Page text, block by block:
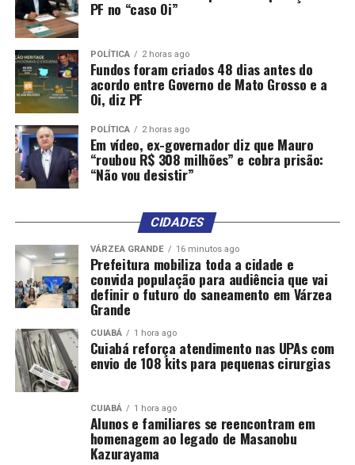
PF no “caso Oi”
POLÍTICA 2 horas ago
Fundos foram criados 48 dias antes do
acordo entre Governo de Mato Grosso e a
Oi, diz PF
POLÍTICA 2 horas ago
Em vídeo, ex-governador diz que Mauro
“roubou R$ 308 milhões” e cobra prisão:
“Não vou desistir”
CIDADES
VÁRZEA GRANDE 16 minutos ago
Prefeitura mobiliza toda a cidade e
convida população para audiência que vai
definir o futuro do saneamento em Várzea
Grande
CUIABÁ 1 hora ago
Cuiabá reforça atendimento nas UPAs com
envio de 108 kits para pequenas cirurgias
CUIABÁ 1 hora ago
Alunos e familiares se reencontram em
homenagem ao legado de Masanobu
Kazurayama